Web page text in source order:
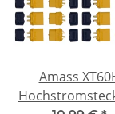
Amass